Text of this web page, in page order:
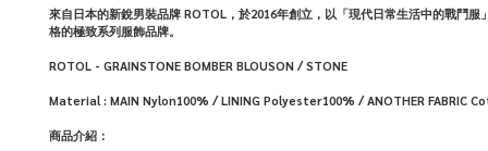
來自日本的新銳男裝品牌 ROTOL，於2016年創立，以「現代日常生活中的戰鬥
格的極致系列服飾品牌。
ROTOL - GRAINSTONE BOMBER BLOUSON / STONE
Material : MAIN Nylon100% / LINING Polyester100% / ANOTHER FABRIC
商品介紹：